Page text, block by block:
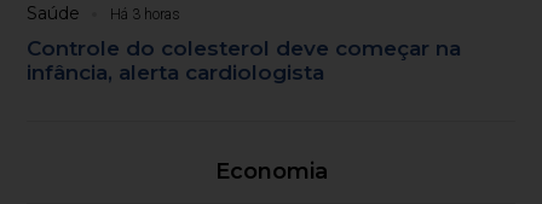
Saúde Há 3 horas
Controle do colesterol deve começar na
infância, alerta cardiologista
Economia